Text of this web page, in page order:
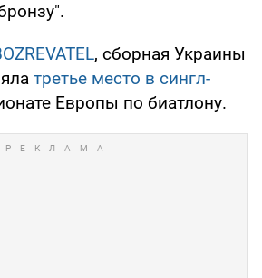
, сборная Украины
третье место в сингл-
Европы по биатлону.